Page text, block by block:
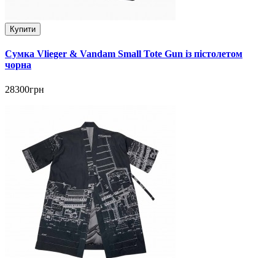
Купити
Сумка Vlieger & Vandam Small Tote Gun із пістолетом
чорна
28300грн